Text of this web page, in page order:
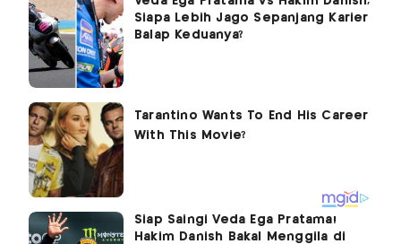
Siapa Lebih Jago Sepanjang Karier
Balap Keduanya?
Siap Saingi Veda Ega Pratama!
Hakim Danish Bakal Menggila di